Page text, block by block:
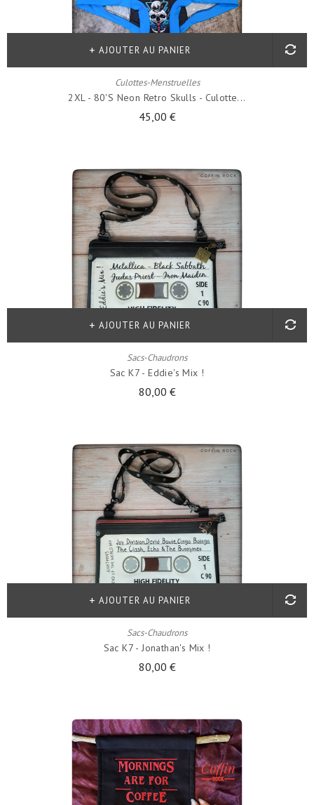
Culottes-Menstruelles
2XL - 80's Neon Retro Skulls - Culotte...
45,00 €
AJOUTER AU PANIER
Sacs-Chaudrons
Sac K7 - Eddie's Mix !
80,00 €
AJOUTER AU PANIER
Sacs-Chaudrons
Sac K7 - Jonathan's Mix !
80,00 €
AJOUTER AU PANIER